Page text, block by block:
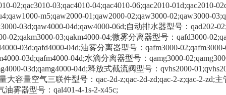
02;qac3010-03;qac4010-04;qac4010-06;qac2010-01d;qac2010-
m5;qaw2000-01;qaw2000-02;qaw3000-02;qaw3000-
03d;qaw4000-04d;qaw4000-06d;自动排水器型号：
02;qakm3000-03;qakm4000-04;微雾分离器型号：qafd3000-
03d;qafd4000-04d;油雾分离器型号：qafm3000-
03d;qafm4000-04d;水滴分离器型号：qamg3000-
03d;qamg4000-04d;释放式截流阀型号：qvhs2000-
大容量空气三联件型号：qac-2d-z;qac-2d-zd;qac-2-z;qac-2-zd;
油雾器型号：qal401-4-1s-2-x45c;